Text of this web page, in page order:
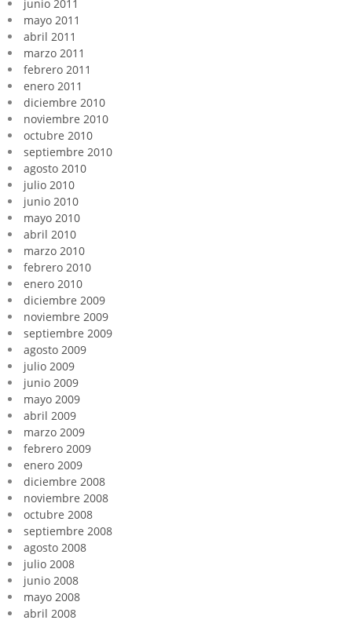
junio 2011
mayo 2011
abril 2011
marzo 2011
febrero 2011
enero 2011
diciembre 2010
noviembre 2010
octubre 2010
septiembre 2010
agosto 2010
julio 2010
junio 2010
mayo 2010
abril 2010
marzo 2010
febrero 2010
enero 2010
diciembre 2009
noviembre 2009
septiembre 2009
agosto 2009
julio 2009
junio 2009
mayo 2009
abril 2009
marzo 2009
febrero 2009
enero 2009
diciembre 2008
noviembre 2008
octubre 2008
septiembre 2008
agosto 2008
julio 2008
junio 2008
mayo 2008
abril 2008